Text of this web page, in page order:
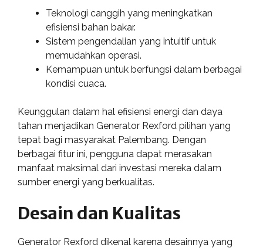
Teknologi canggih yang meningkatkan
efisiensi bahan bakar.
Sistem pengendalian yang intuitif untuk
memudahkan operasi.
Kemampuan untuk berfungsi dalam berbagai
kondisi cuaca.
Keunggulan dalam hal efisiensi energi dan daya
tahan menjadikan Generator Rexford pilihan yang
tepat bagi masyarakat Palembang. Dengan
berbagai fitur ini, pengguna dapat merasakan
manfaat maksimal dari investasi mereka dalam
sumber energi yang berkualitas.
Desain dan Kualitas
Generator Rexford dikenal karena desainnya yang